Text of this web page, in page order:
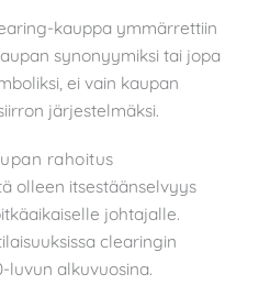
kauppa ymmärrettiin
synonyymiksi tai jopa
ei vain kaupan
järjestelmäksi.
rahoitus
olleen itsestäänselvyys
johtajalle.
clearingin
luvun alkuvuosina.